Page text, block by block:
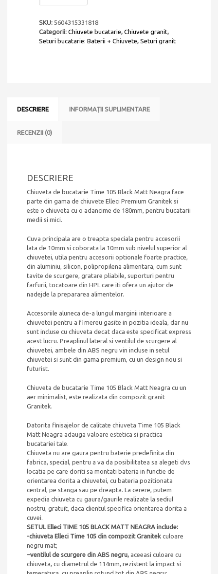
bucatarie
granit
Time
ABS
+
SKU: 5604315331818
Categorii: Chiuvete bucatarie, Chiuvete granit,
Seturi bucatarie: Baterii + Chiuvete, Seturi granit
DESCRIERE INFORMAȚII SUPLIMENTARE
RECENZII (0)
DESCRIERE
Chiuveta de bucatarie Time 105 Black Matt Neagra face
parte din gama de chiuvete Elleci Premium Granitek si
este o chiuveta cu o adancime de 180mm, pentru bucatarii
medii si mici.
Cuva principala are o treapta speciala pentru accesorii
lata de 10mm si coborata la 10mm sub nivelul superior al
chiuvetei, utila pentru accesorii optionale foarte practice,
din aluminiu, silicon, polipropilena alimentara, cum sunt
tavite de scurgere, gratare pliabile, suporturi pentru
farfurii, tocatoare din HPL care iti ofera un ajutor de
nadejde la prepararea alimentelor.
Accesoriile aluneca de-a lungul marginii interioare a
chiuvetei pentru a fi mereu gasite in pozitia ideala, dar nu
sunt incluse cu chiuveta decat daca este specificat express
acest lucru. Preaplinul lateral si ventilul de scurgere al
chiuvetei, ambele din ABS negru vin incluse in setul
chiuvetei si sunt din gama premium, cu un design nou si
futurist.
Chiuveta de bucatarie Time 105 Black Matt Neagra cu un
aer minimalist, este realizata din compozit granit
Granitek.
Datorita finisajelor de calitate chiuveta Time 105 Black
Matt Neagra adauga valoare estetica si practica
bucatariei tale.
Chiuveta nu are gaura pentru baterie predefinita din
fabrica, special, pentru a va da posibilitatea sa alegeti dvs
locatia pe care doriti sa montati bateria in functie de
orientarea dorita a chiuvetei, cu bateria pozitionata
central, pe stanga sau pe dreapta. La cerere, putem
expedia chiuveta cu gaura/gaurile realizate la sediul
nostru, gratuit, daca clientul specifica orientarea dorita a
cuvei.
SETULElleci TIME 105 BLACK MATT NEAGRA include:
-chiuveta Elleci Time 105 din compozit Granitek culoare
negru mat;
–ventilul de scurgere din ABS negru, aceeasi culoare cu
chiuveta, cu diametrul de 114mm, rezistent la impact si